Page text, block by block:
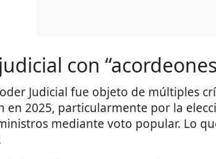
con
Judicial fue objeto de múltiples
en 2025, particularmente por la
mediante voto popular. Lo